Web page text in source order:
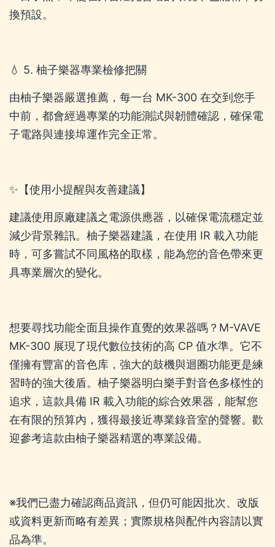
換預設。
💧 5. 柚子樂器專業檢修把關
由柚子樂器嚴選推薦，每一台 MK-300 在交到您手
中前，都會經過專業的功能測試與韌體確認，確保電
子電路與連接埠運作完全正常。
✨【使用小提醒與友善建議】
建議使用原廠建議之電源供應器，以確保電流穩定並
減少背景雜訊。柚子樂器建議，在使用 IR 載入功能
時，可多嘗試不同風格的取樣，能為您的音色帶來更
具專業層次的變化。
想要尋找功能全面且操作直覺的效果器嗎？M-VAVE
MK-300 展現了現代數位技術的高 CP 值水準。它不
僅擁有豐富的音色库，強大的鼓機與迴圈功能更是練
習時的強大後盾。柚子樂器明白樂手對音色多樣性的
追求，這款具備 IR 載入功能的綜合效果器，能幫您
在有限的預算內，獲得最接近專業錄音室的聲響。歡
迎參考這款由柚子樂器精選的專業設備。
※我們已盡力確認商品資訊，但仍可能因批次、改版
或資料更新而略有差異；實際規格與配件內容請以實
品為準。